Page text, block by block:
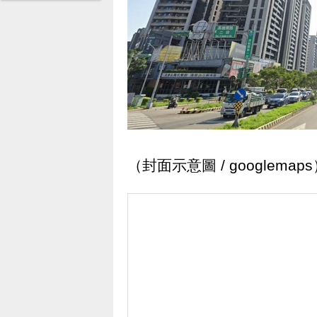
（封面示意圖 / googlemaps